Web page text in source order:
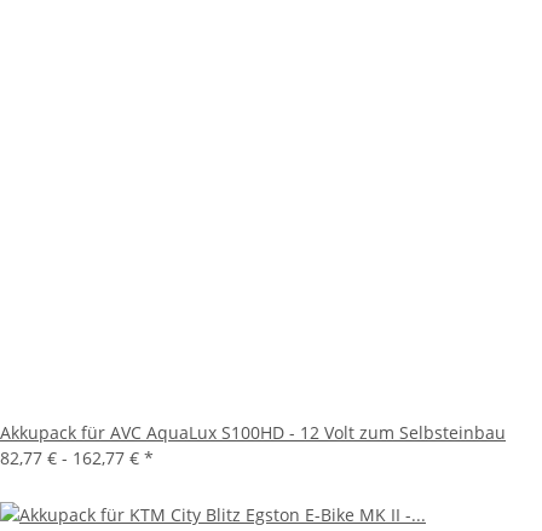
Akkupack für AVC AquaLux S100HD - 12 Volt zum Selbsteinbau
82,77 € - 162,77 € *